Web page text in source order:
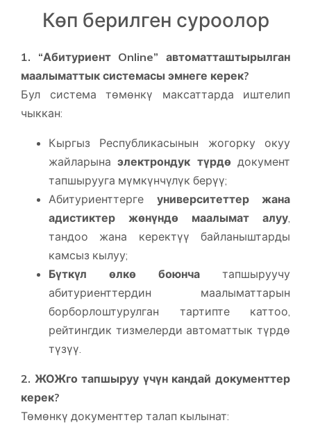
Көп берилген суроолор
1. “Абитуриент Online” автоматташтырылган
маалыматтык системасы эмнеге керек?
Бул система төмөнкү максаттарда иштелип
чыккан:
Кыргыз Республикасынын жогорку окуу
жайларынаэлектрондук түрдөдокумент
тапшырууга мүмкүнчүлүк берүү;
Абитуриенттерге университеттер жана
адистиктер жөнүндө маалымат алуу
тандоо жана керектүү байланыштарды
камсыз кылуу;
Бүткүл өлкө боюнча тапшыруучу
абитуриенттердин маалыматтарын
борборлоштурулган тартипте каттоо,
рейтингдик тизмелерди автоматтык түрдө
түзүү.
2. ЖОЖго тапшыруу үчүн кандай документтер
керек?
Төмөнкү документтер талап кылынат: